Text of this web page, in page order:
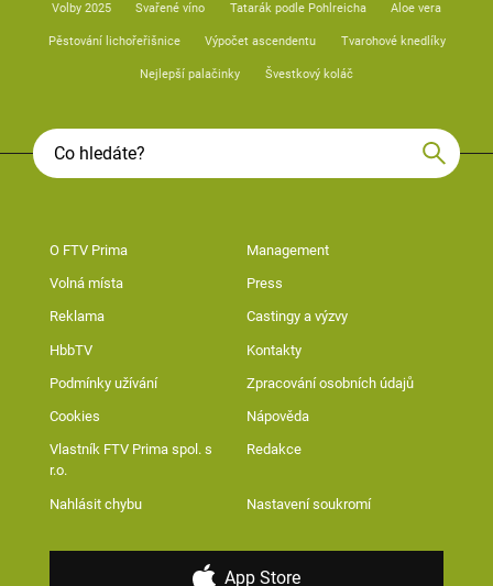
Volby 2025 Svařené víno Tatarák podle Pohlreicha Aloe vera
Pěstování lichořeřišnice Výpočet ascendentu Tvarohové knedlíky
Nejlepší palačinky Švestkový koláč
O FTV Prima Management
Volná místa Press
Reklama Castingy a výzvy
HbbTV Kontakty
Podmínky užívání Zpracování osobních údajů
Cookies Nápověda
Vlastník FTV Prima spol. s
r.o.
Redakce
Nahlásit chybu Nastavení soukromí
App Store